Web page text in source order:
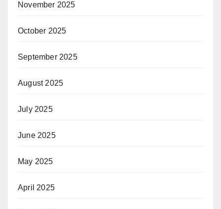
November 2025
October 2025
September 2025
August 2025
July 2025
June 2025
May 2025
April 2025